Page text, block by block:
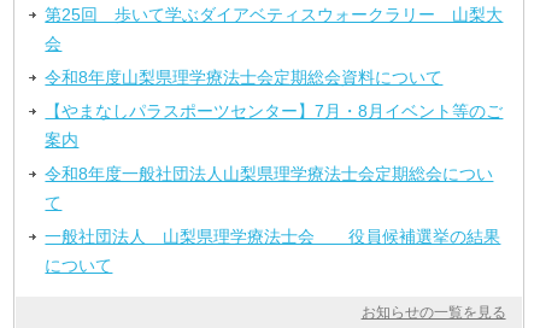
第25回 歩いて学ぶダイアベティスウォークラリー 山梨大
会
令和8年度山梨県理学療法士会定期総会資料について
【やまなしパラスポーツセンター】7月・8月イベント等のご
案内
令和8年度一般社団法人山梨県理学療法士会定期総会につい
て
一般社団法人 山梨県理学療法士会 役員候補選挙の結果
について
お知らせの一覧を見る